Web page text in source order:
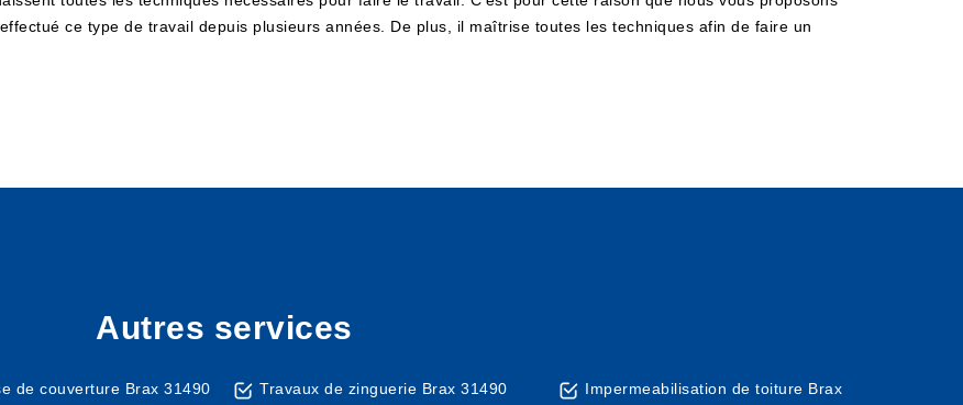
ce type de travail depuis plusieurs années. De plus, il maîtrise toutes les techniques afin de faire un
Autres services
de couverture Brax 31490 Travaux de zinguerie Brax 31490
Impermeabilisation de toiture Brax